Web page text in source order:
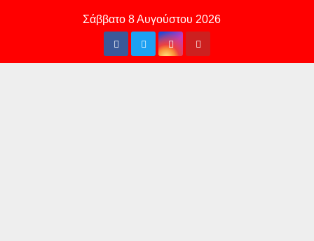
Σάββατο 8 Αυγούστου 2026